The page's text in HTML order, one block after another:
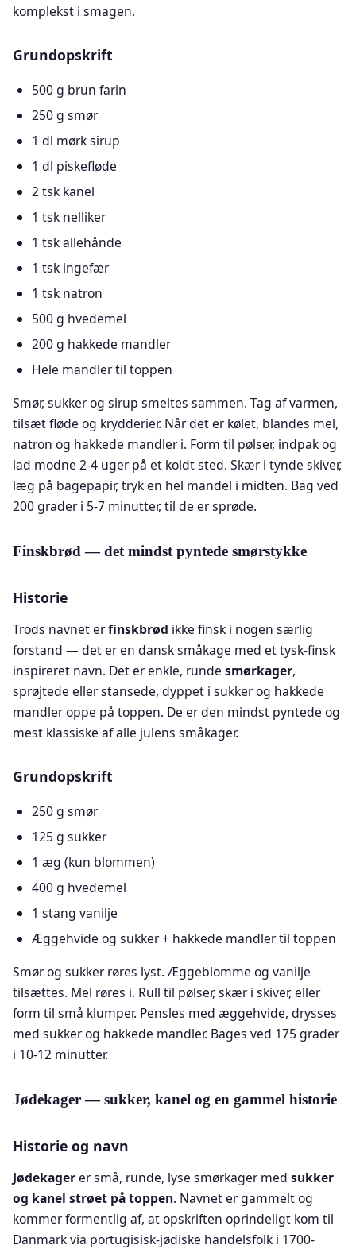
komplekst i smagen.
Grundopskrift
500 g brun farin
250 g smør
1 dl mørk sirup
1 dl piskefløde
2 tsk kanel
1 tsk nelliker
1 tsk allehånde
1 tsk ingefær
1 tsk natron
500 g hvedemel
200 g hakkede mandler
Hele mandler til toppen
Smør, sukker og sirup smeltes sammen. Tag af varmen,
tilsæt fløde og krydderier. Når det er kølet, blandes mel,
natron og hakkede mandler i. Form til pølser, indpak og
lad modne 2-4 uger på et koldt sted. Skær i tynde skiver,
læg på bagepapir, tryk en hel mandel i midten. Bag ved
200 grader i 5-7 minutter, til de er sprøde.
Finskbrød — det mindst pyntede smørstykke
Historie
Trods navnet erfinskbrød ikke finsk i nogen særlig
forstand — det er en dansk småkage med et tysk-finsk
inspireret navn. Det er enkle, runde smørkager,
sprøjtede eller stansede, dyppet i sukker og hakkede
mandler oppe på toppen. De er den mindst pyntede og
mest klassiske af alle julens småkager.
Grundopskrift
250 g smør
125 g sukker
1 æg (kun blommen)
400 g hvedemel
1 stang vanilje
Æggehvide og sukker + hakkede mandler til toppen
Smør og sukker røres lyst. Æggeblomme og vanilje
tilsættes. Mel røres i. Rull til pølser, skær i skiver, eller
form til små klumper. Pensles med æggehvide, drysses
med sukker og hakkede mandler. Bages ved 175 grader
i 10-12 minutter.
Jødekager — sukker, kanel og en gammel historie
Historie og navn
Jødekagerer små, runde, lyse smørkager med sukker
og kanel strøet på toppen. Navnet er gammelt og
kommer formentlig af, at opskriften oprindeligt kom til
Danmark via portugisisk-jødiske handelsfolk i 1700-